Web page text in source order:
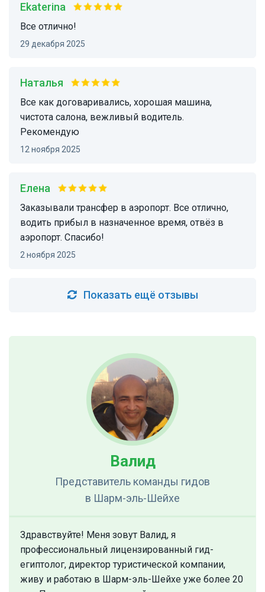
Ekaterina
Все отлично!
29 декабря 2025
Наталья
Все как договаривались, хорошая машина,
чистота салона, вежливый водитель.
Рекомендую
12 ноября 2025
Елена
Заказывали трансфер в аэропорт. Все отлично,
водить прибыл в назначенное время, отвёз в
аэропорт. Спасибо!
2 ноября 2025
Показать ещё отзывы
Валид
Представитель команды гидов
в Шарм-эль-Шейхе
Здравствуйте! Меня зовут Валид, я
профессиональный лицензированный гид-
египтолог, директор туристической компании,
живу и работаю в Шарм-эль-Шейхе уже более 20